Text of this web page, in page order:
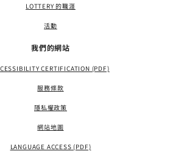
LOTTERY 的職涯
活動
我們的網站
CERTIFICATION (PDF)
服務條款
隱私權政策
網站地圖
LANGUAGE ACCESS (PDF)